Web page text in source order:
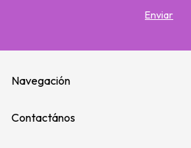
Navegación
Contactános